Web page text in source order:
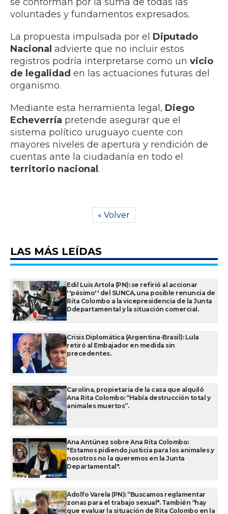
se conforman por la suma de todas las
voluntades y fundamentos expresados.
La propuesta impulsada por el Diputado
Nacional advierte que no incluir estos
registros podría interpretarse como un vicio
de legalidad en las actuaciones futuras del
organismo.
Mediante esta herramienta legal, Diego
Echeverría pretende asegurar que el
sistema político uruguayo cuente con
mayores niveles de apertura y rendición de
cuentas ante la ciudadanía en todo el
territorio nacional.
« Volver
LAS MÁS LEÍDAS
Edil Luis Artola (PN): se refirió al accionar
''pésimo'' del SUNCA, una posible renuncia de
Rita Colombo a la vicepresidencia de la Junta
Ddepartamental y la situación comercial.
Crisis Diplomática (Argentina-Brasil): Lula
retiró al Embajador en medida sin
precedentes.
Carolina, propietaria de la casa que alquiló
Ana Rita Colombo: “Había destrucción total y
animales muertos”.
Ana Antúnez sobre Ana Rita Colombo:
"Estamos pidiendo justicia para los animales y
nosotros no la queremos en la Junta
Departamental".
Adolfo Varela (PN): “Buscamos reglamentar
zonas para el trabajo sexual". También “hay
que evaluar la situación de Rita Colombo en la